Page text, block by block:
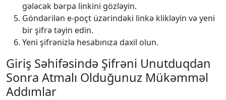
gələcək bərpa linkini gözləyin.
Göndərilən e-poçt üzərindəki linkə klikləyin və yeni
bir şifrə təyin edin.
Yeni şifrənizlə hesabınıza daxil olun.
Giriş Səhifəsində Şifrəni Unutduqdan
Sonra Atmalı Olduğunuz Mükəmməl
Addımlar